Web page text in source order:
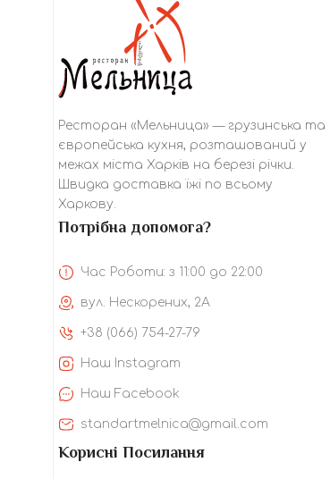
Ресторан «Мельница» — грузинська та
європейська кухня, розташований у
межах міста Харків на березі річки.
Швидка доставка їжі по всьому
Харкову.
Потрібна допомога?
Час Роботи: з 11:00 до 22:00
вул. Нескорених, 2А
+38 (066) 754-27-79
Наш Instagram
Наш Facebook
standartmelnica@gmail.com
Корисні Посилання